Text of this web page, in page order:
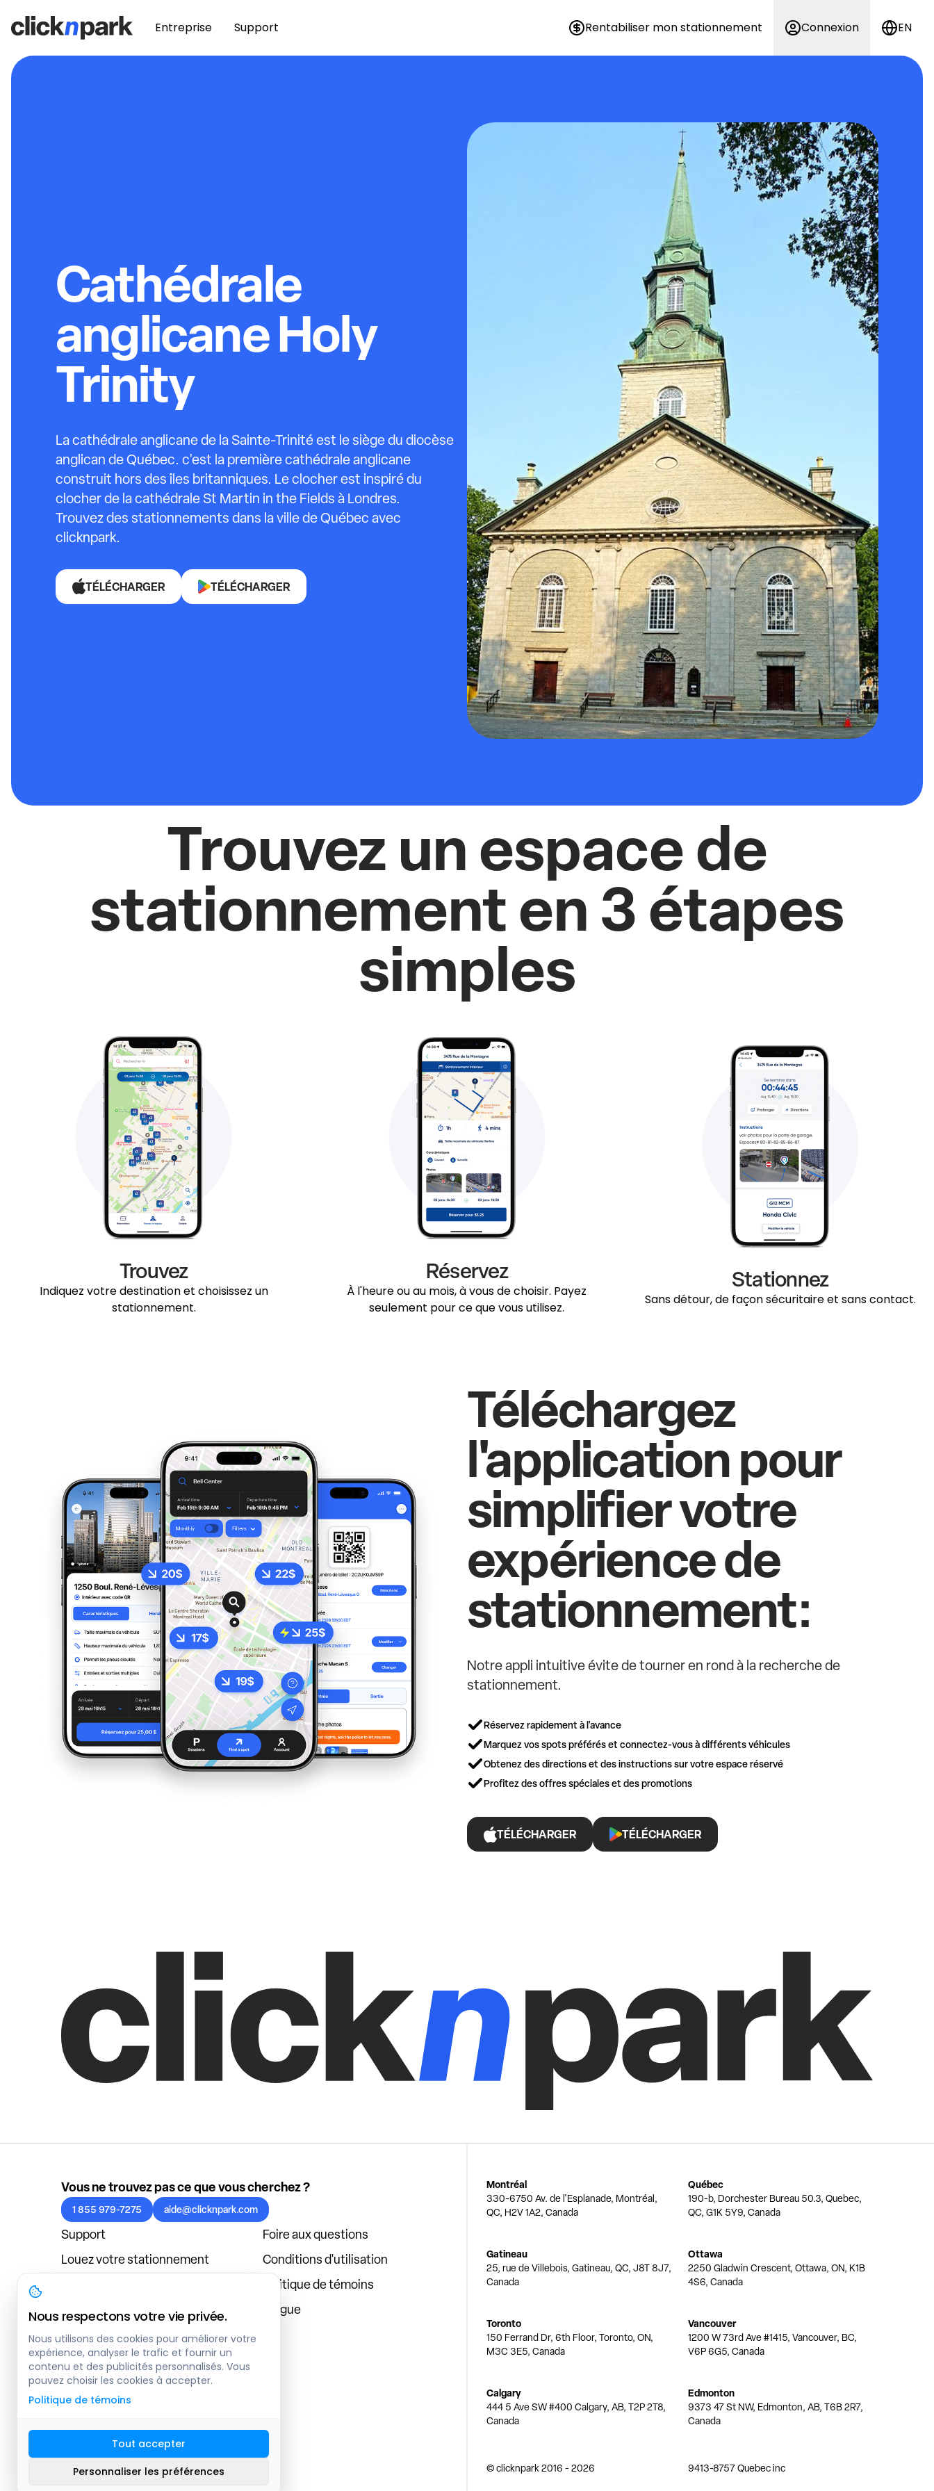
Entreprise Support Rentabiliser mon stationnement Connexion EN
Cathédrale
anglicane Holy
Trinity
La cathédrale anglicane de la Sainte-Trinité est le siège du diocèse
anglican de Québec. c'est la première cathédrale anglicane
construit hors des îles britanniques. Le clocher est inspiré du
clocher de la cathédrale St Martin in the Fields à Londres.
Trouvez des stationnements dans la ville de Québec avec
clicknpark.
TÉLÉCHARGER TÉLÉCHARGER
Trouvez un espace de
stationnement en 3 étapes
simples
Trouvez
Indiquez votre destination et choisissez un
stationnement.
Réservez
À l'heure ou au mois, à vous de choisir. Payez
seulement pour ce que vous utilisez.
Stationnez
Sans détour, de façon sécuritaire et sans contact.
Téléchargez
l'application pour
simplifier votre
expérience de
stationnement:
Notre appli intuitive évite de tourner en rond à la recherche de
stationnement.
Réservez rapidement à l'avance
Marquez vos spots préférés et connectez-vous à différents véhicules
Obtenez des directions et des instructions sur votre espace réservé
Profitez des offres spéciales et des promotions
TÉLÉCHARGER TÉLÉCHARGER
Vous ne trouvez pas ce que vous cherchez ?
1 855 979-7275 aide@clicknpark.com
Support
Foire aux questions
Louez votre stationnement
Conditions d'utilisation
Politique de témoins
À propos
Blogue
Connexion au tableau de bord
Montréal
330-6750 Av. de l'Esplanade, Montréal,
QC, H2V 1A2, Canada
Québec
190-b, Dorchester Bureau 50.3, Quebec,
QC, G1K 5Y9, Canada
Gatineau
25, rue de Villebois, Gatineau, QC, J8T 8J7,
Canada
Ottawa
2250 Gladwin Crescent, Ottawa, ON, K1B
4S6, Canada
Toronto
150 Ferrand Dr, 6th Floor, Toronto, ON,
M3C 3E5, Canada
Vancouver
1200 W 73rd Ave #1415, Vancouver, BC,
V6P 6G5, Canada
Calgary
444 5 Ave SW #400 Calgary, AB, T2P 2T8,
Canada
Edmonton
9373 47 St NW, Edmonton, AB, T6B 2R7,
Canada
© clicknpark2016 -2026 9413-8757 Quebec inc
Plan du site
Nous respectons votre vie privée.
Nous utilisons des cookies pour améliorer votre
expérience, analyser le trafic et fournir un
contenu et des publicités personnalisés. Vous
pouvez choisir les cookies à accepter.
Politique de témoins
Tout accepter
Personnaliser les préférences